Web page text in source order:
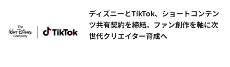
ディズニーとTikTok、ショートコンテン
ツ共有契約を締結。ファン創作を軸に次
世代クリエイター育成へ